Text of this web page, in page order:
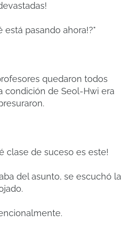
está pasando ahora!?"
quedaron todos
condición de Seol-Hwi era
clase de suceso es este!
del asunto, se escuchó la